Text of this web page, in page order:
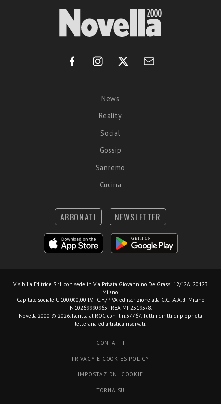
News
Reality
Social
Gossip
Sanremo
Cucina
ABBONATI NEWSLETTER
Visibilia Editrice S.r.l. con sede in Via Privata Giovannino De Grassi 12/12A, 20123
Milano.
Capitale sociale € 100.000,00 I.V. - C.F./P.IVA ed iscrizione alla C.C.I.A.A. di Milano
N.10269990965 - REA MI-2519578.
Novella 2000 © 2026. Iscritta al ROC con il n.37767. Tutti i diritti di proprietà
letteraria ed artistica riservati.
CONTATTI
PRIVACY E COOKIES POLICY
IMPOSTAZIONI COOKIE
TORNA SU